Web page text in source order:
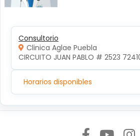
Consultorio
Clinica Aglae Puebla
CIRCUITO JUAN PABLO # 2523 72410
Horarios disponibles